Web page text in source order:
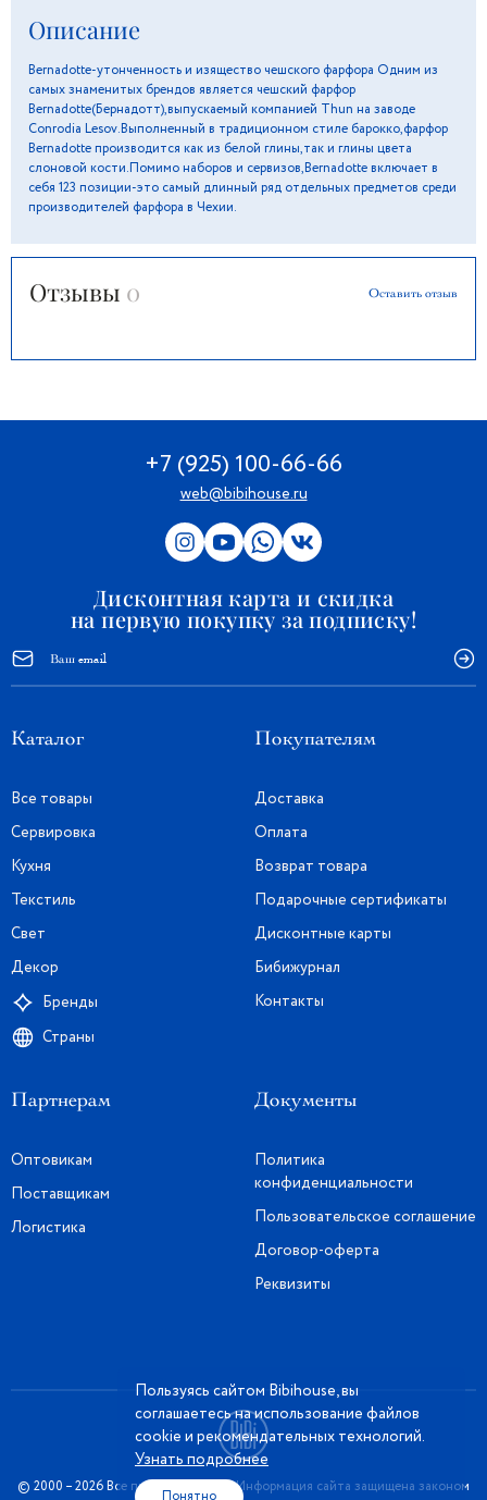
Описание
Bernadotte-утонченность и изящество чешского фарфора Одним из
самых знаменитых брендов является чешский фарфор
Bernadotte(Бернадотт),выпускаемый компанией Thun на заводе
Conrodia Lesov.Выполненный в традиционном стиле барокко,фарфор
Bernadotte производится как из белой глины,так и глины цвета
слоновой кости.Помимо наборов и сервизов,Bernadotte включает в
себя 123 позиции-это самый длинный ряд отдельных предметов среди
производителей фарфора в Чехии.
Отзывы 0 Оставить отзыв
+7 (925) 100-66-66
web@bibihouse.ru
Дисконтная карта и скидка
на первую покупку за подписку!
Каталог
Все товары
Сервировка
Кухня
Текстиль
Свет
Декор
Бренды
Страны
Покупателям
Доставка
Оплата
Возврат товара
Подарочные сертификаты
Дисконтные карты
Бибижурнал
Контакты
Партнерам
Оптовикам
Поставщикам
Логистика
Документы
Политика
конфиденциальности
Пользовательское соглашение
Договор-оферта
Реквизиты
© 2000 – 2026 Все права защищены. Информация сайта защищена законом
Пользуясь сайтом Bibihouse, вы
соглашаетесь на использование файлов
cookie и рекомендательных технологий.
Узнать подробнее
Понятно